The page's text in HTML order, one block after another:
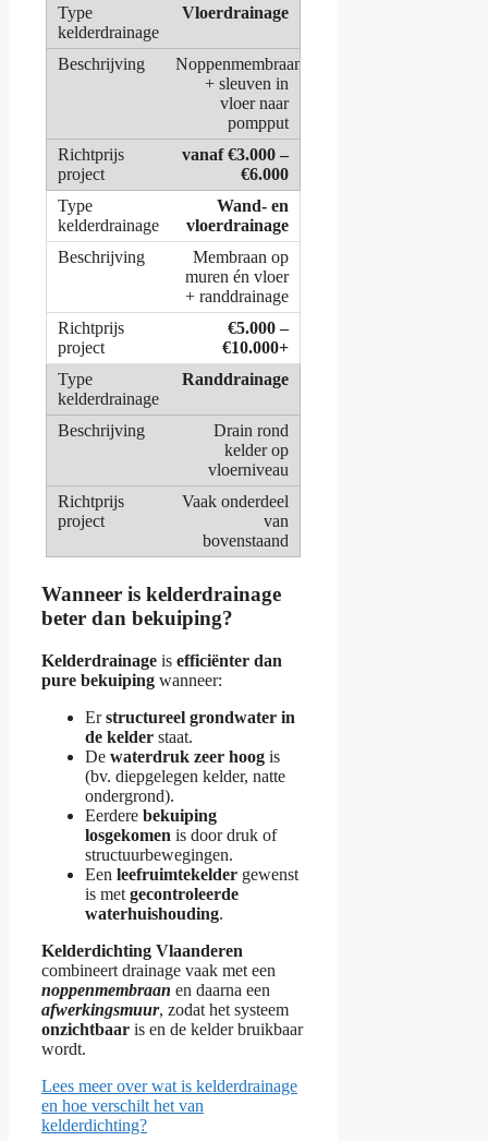
Vloerdrainage
Noppenmembraan
+ sleuven in
vloer naar
pompput
vanaf €3.000 –
€6.000
Wand- en
vloerdrainage
Membraan op
muren én vloer
+ randdrainage
€5.000 –
€10.000+
Randdrainage
Drain rond
kelder op
vloerniveau
Vaak onderdeel
van
bovenstaand
Wanneer is kelderdrainage
beter dan bekuiping?
Kelderdrainage is efficiënter dan
pure bekuiping wanneer:
Erstructureel grondwater in
de kelder staat.
De waterdruk zeer hoog is
(bv. diepgelegen kelder, natte
ondergrond).
Eerdere bekuiping
losgekomen is door druk of
structuurbewegingen.
Een leefruimtekelder gewenst
is met gecontroleerde
waterhuishouding.
Kelderdichting Vlaanderen
combineert drainage vaak met een
noppenmembraan en daarna een
afwerkingsmuur, zodat het systeem
onzichtbaar is en de kelder bruikbaar
wordt.
Lees meer over wat is kelderdrainage
en hoe verschilt het van
kelderdichting?